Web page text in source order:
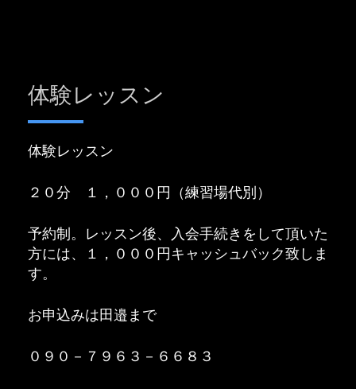
体験レッスン
体験レッスン
２０分 １，０００円（練習場代別）
予約制。レッスン後、入会手続きをして頂いた
方には、１，０００円キャッシュバック致しま
す。
お申込みは田邉まで
０９０－７９６３－６６８３